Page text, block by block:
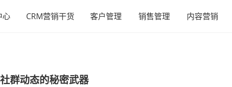
心 CRM营销干货 客户管理 销售管理 内容营销
群动态的秘密武器